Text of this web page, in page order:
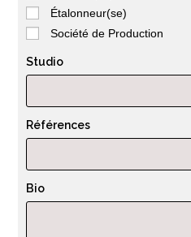
Étalonneur(se)
Société de Production
Studio
Références
Bio